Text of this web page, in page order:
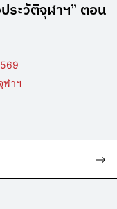
ระวัติจุฬาฯ” ตอน
ฬาฯ